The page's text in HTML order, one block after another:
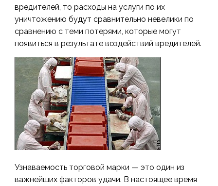
вредителей, то расходы на услуги по их
уничтожению будут сравнительно невелики по
сравнению с теми потерями, которые могут
появиться в результате воздействий вредителей.
Узнаваемость торговой марки — это один из
важнейших факторов удачи. В настоящее время